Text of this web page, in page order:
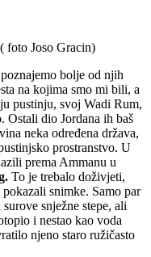
foto Joso Gracin)
bolje od njih
na kojima smo mi bili, a
pustinju, svoj Wadi Rum,
dio Jordana ih baš
neka određena država,
prostranstvo. U
prema Ammanu u
To je trebalo doživjeti,
snimke. Samo par
snježne stepe, ali
i nestao kao voda
njeno staro ružičasto